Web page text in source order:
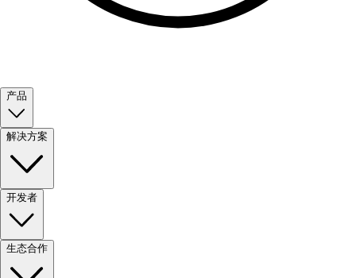
产品
解决方案
开发者
生态合作